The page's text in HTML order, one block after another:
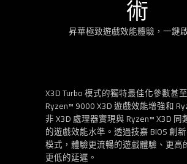
術
昇華極致遊戲效能體驗，一鍵
X3D Turbo 模式的獨特最佳化參數甚
Ryzen™ 9000 X3D 遊戲效能增強和
非 X3D 處理器實現與 Ryzen™ X3D 同
的遊戲效能水準。透過技嘉 BIOS 創新
模式，體驗更流暢的遊戲體驗、更高
更低的延遲。